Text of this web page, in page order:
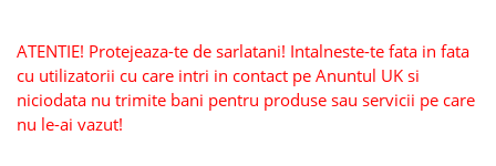
ATENTIE! Protejeaza-te de sarlatani! Intalneste-te fata in fata
cu utilizatorii cu care intri in contact pe Anuntul UK si
niciodata nu trimite bani pentru produse sau servicii pe care
nu le-ai vazut!